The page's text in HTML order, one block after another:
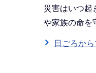
災害はいつ起
や家族の命を
日ごろか